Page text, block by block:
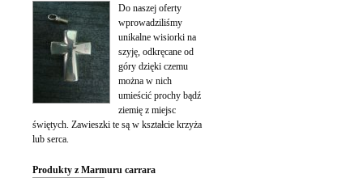
Do naszej oferty
wprowadziliśmy
unikalne wisiorki na
szyję, odkręcane od
góry dzięki czemu
można w nich
umieścić prochy bądź
ziemię z miejsc
świętych. Zawieszki te są w kształcie krzyża
lub serca.
Produkty z Marmuru carrara